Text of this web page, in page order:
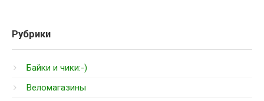
Рубрики
Байки и чики:-)
Веломагазины